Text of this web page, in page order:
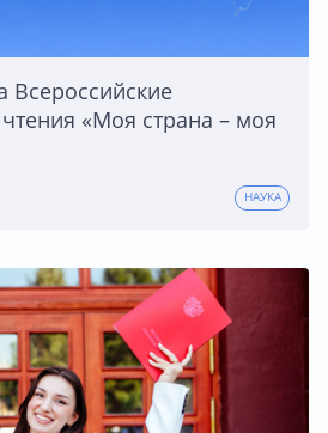
Всероссийские
«Моя страна – моя
НАУКА